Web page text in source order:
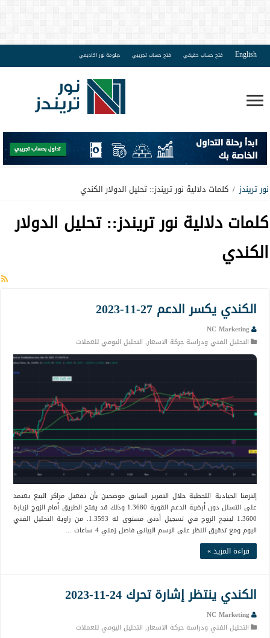
English فتح حساب حقيقي فتح حساب تجريبي دبلومة نور اكاديمي
نور تريندز / كلمات دلالية نور تريندز:: تحليل الدولار الكندي
كلمات دلالية نور تريندز::تحليل الدولار
الكندي
الكندي يكسر الدعم 27-11-2023
NC Marketing
التحليل الفني ودراسة حركة الاسعار, التحليل اليومي للعملات
إلتزمنا الحيادية اللحظية خلال التقرير السابق موضحين بأن تفعيل مراكز البيع يعتمد
على التسلل دون أرضية الدعم القوية 1.3680 وذلك قد يفتح الطريق أمام الزوج لزيارة
1.3600 لينجح الزوج في تسجيل أدنى مستوى له 1.3593. من زاوية التحليل الفني
اليوم ومع تدقيق النظر على الرسم البياني فاصل زمني 4 ساعات …
قراءة المزيد »
الكندي ينتظر إشارة تحرك 24-11-2023
NC Marketing
التحليل الفني ودراسة حركة الاسعار, التحليل اليومي للعملات